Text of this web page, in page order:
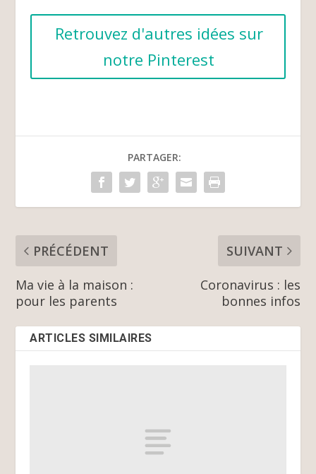
Retrouvez d'autres idées sur
notre Pinterest
PARTAGER:
PRÉCÉDENT
Ma vie à la maison :
pour les parents
SUIVANT
Coronavirus : les
bonnes infos
ARTICLES SIMILAIRES